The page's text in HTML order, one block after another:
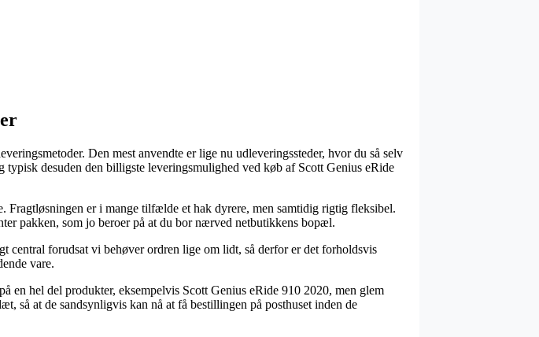
Den mest anvendte er lige nu udleveringssteder, hvor du så selv
desuden den billigste leveringsmulighed ved køb af Scott Genius eRide
er i mange tilfælde et hak dyrere, men samtidig rigtig fleksibel.
pakken, som jo beroer på at du bor nærved netbutikkens bopæl.
forudsat vi behøver ordren lige om lidt, så derfor er det forholdsvis
vare.
en hel del produkter, eksempelvis Scott Genius eRide 910 2020, men glem
så at de sandsynligvis kan nå at få bestillingen på posthuset inden de